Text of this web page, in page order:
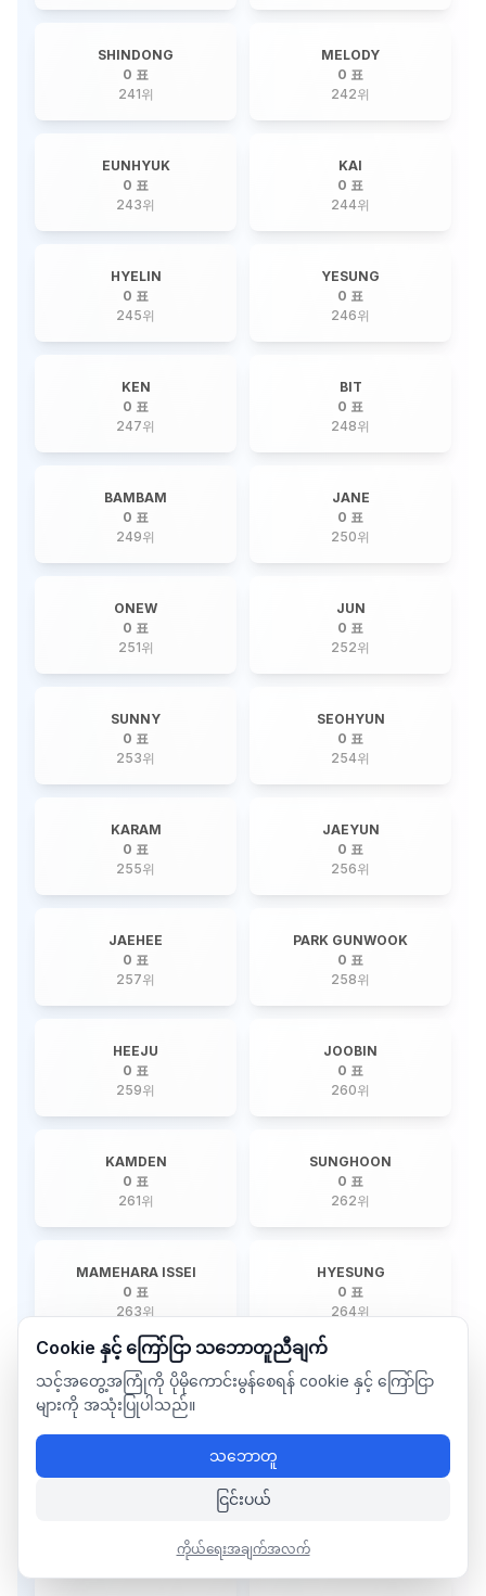
SHINDONG
0 표
241위
MELODY
0 표
242위
EUNHYUK
0 표
243위
KAI
0 표
244위
HYELIN
0 표
245위
YESUNG
0 표
246위
KEN
0 표
247위
BIT
0 표
248위
BAMBAM
0 표
249위
JANE
0 표
250위
ONEW
0 표
251위
JUN
0 표
252위
SUNNY
0 표
253위
SEOHYUN
0 표
254위
KARAM
0 표
255위
JAEYUN
0 표
256위
JAEHEE
0 표
257위
PARK GUNWOOK
0 표
258위
HEEJU
0 표
259위
JOOBIN
0 표
260위
KAMDEN
0 표
261위
SUNGHOON
0 표
262위
MAMEHARA ISSEI
0 표
263위
HYESUNG
0 표
264위
HYEONGJIN
0 표
265
KIM JIHUN
Cookie နှင့် ကြော်ငြာ သဘောတူညီချက်
သင့်အတွေ့အကြုံကို ပိုမိုကောင်းမွန်စေရန် cookie နှင့် ကြော်ငြာ
များကို အသုံးပြုပါသည်။
သဘောတူ
ငြင်းပယ်
ကိုယ်ရေးအချက်အလက်